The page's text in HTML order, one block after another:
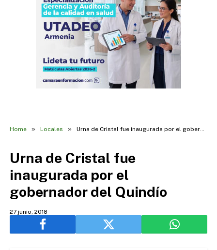
Home » Locales » Urna de Cristal fue inaugurada por el gobernador del Quindío
Urna de Cristal fue
inaugurada por el
gobernador del Quindío
27 junio, 2018